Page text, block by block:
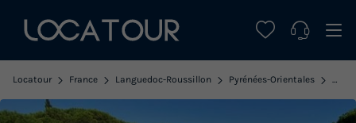
Locatour France Languedoc-Roussillon Pyrénées-Orientales